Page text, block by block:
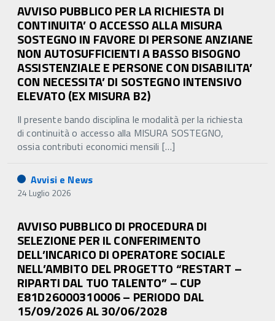
AVVISO PUBBLICO PER LA RICHIESTA DI
CONTINUITA’ O ACCESSO ALLA MISURA
SOSTEGNO IN FAVORE DI PERSONE ANZIANE
NON AUTOSUFFICIENTI A BASSO BISOGNO
ASSISTENZIALE E PERSONE CON DISABILITA’
CON NECESSITA’ DI SOSTEGNO INTENSIVO
ELEVATO (EX MISURA B2)
Il presente bando disciplina le modalità per la richiesta
di continuità o accesso alla MISURA SOSTEGNO,
ossia contributi economici mensili […]
Avvisi e News
24 Luglio 2026
AVVISO PUBBLICO DI PROCEDURA DI
SELEZIONE PER IL CONFERIMENTO
DELL’INCARICO DI OPERATORE SOCIALE
NELL’AMBITO DEL PROGETTO “RESTART –
RIPARTI DAL TUO TALENTO” – CUP
E81D26000310006 – PERIODO DAL
15/09/2026 AL 30/06/2028